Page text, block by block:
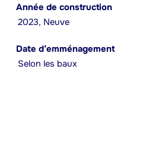
Année de construction
2023, Neuve
Date d’emménagement
Selon les baux